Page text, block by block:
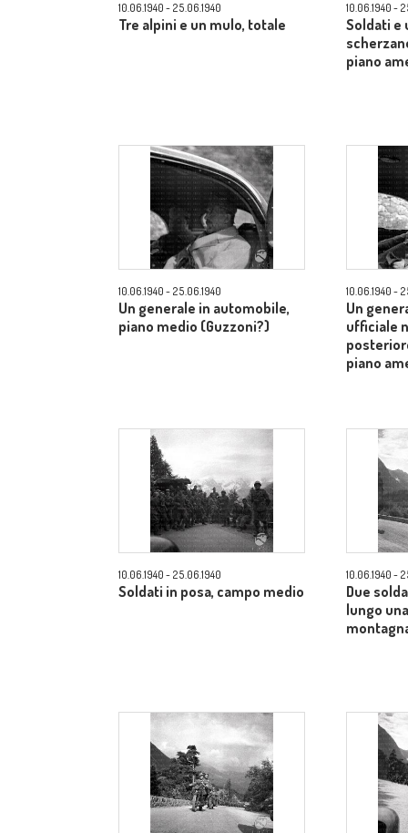
10.06.1940 - 25.06.1940
Tre alpini e un mulo, totale
10.06.1940 -
Soldati e
piano
10.06.1940 - 25.06.1940
Un generale in automobile,
piano medio (Guzzoni?)
10.06.1940 -
Un
ufficiale
piano
10.06.1940 - 25.06.1940
Soldati in posa, campo medio
10.06.1940 -
Due
lungo